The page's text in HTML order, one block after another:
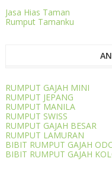
Jasa Hias Taman
Rumput Tamanku
RUMPUT GAJAH MINI
RUMPUT JEPANG
RUMPUT MANILA
RUMPUT SWISS
RUMPUT GAJAH BESAR
RUMPUT LAMURAN
BIBIT RUMPUT GAJAH
BIBIT RUMPUT GAJAH